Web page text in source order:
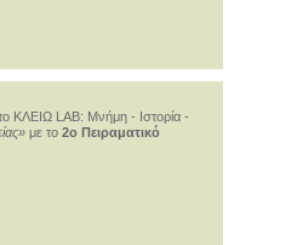
ΚΛΕΙΩ LAB: Μνήμη - Ιστορία -
με το 2ο Πειραματικό